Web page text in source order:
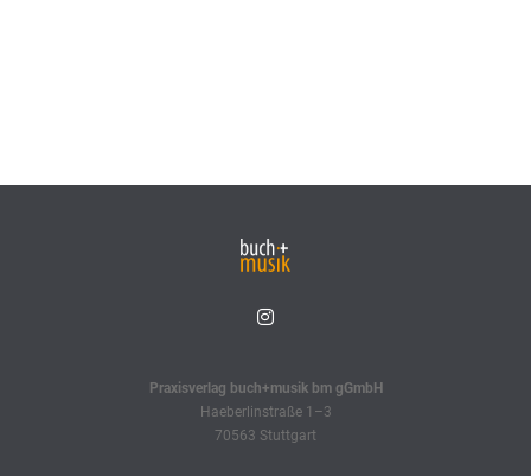
Praxisverlag buch+musik bm gGmbH
Haeberlinstraße 1–3
70563 Stuttgart